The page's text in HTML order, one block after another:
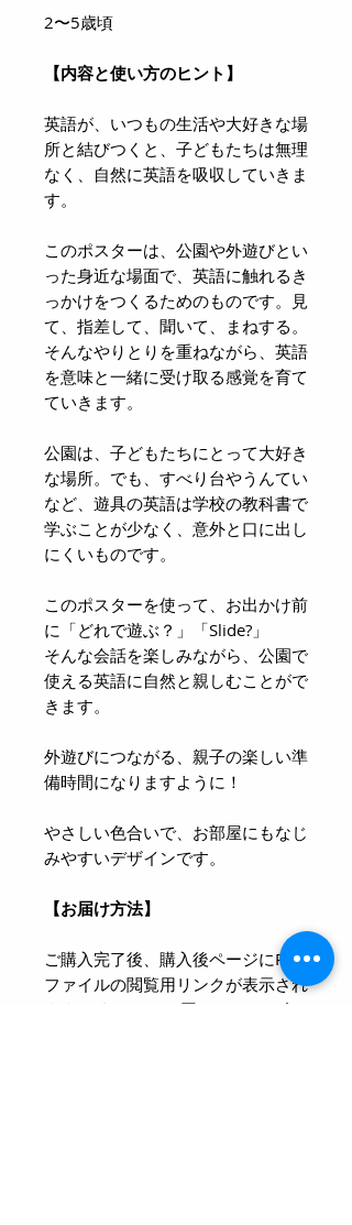
2〜5歳頃
【内容と使い方のヒント】
英語が、いつもの生活や大好きな場
所と結びつくと、子どもたちは無理
なく、自然に英語を吸収していきま
す。
このポスターは、公園や外遊びとい
った身近な場面で、英語に触れるき
っかけをつくるためのものです。見
て、指差して、聞いて、まねする。
そんなやりとりを重ねながら、英語
を意味と一緒に受け取る感覚を育て
ていきます。
公園は、子どもたちにとって大好き
な場所。でも、すべり台やうんてい
など、遊具の英語は学校の教科書で
学ぶことが少なく、意外と口に出し
にくいものです。
このポスターを使って、お出かけ前
に「どれで遊ぶ？」「Slide?」
そんな会話を楽しみながら、公園で
使える英語に自然と親しむことがで
きます。
外遊びにつながる、親子の楽しい準
備時間になりますように！
やさしい色合いで、お部屋にもなじ
みやすいデザインです。
【お届け方法】
ご購入完了後、購入後ページにPDF
ファイルの閲覧用リンクが表示され
ます。 あわせて、同じリンクを自